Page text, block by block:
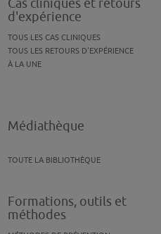
Cas cliniques et retours
d'expérience
TOUS LES CAS CLINIQUES
TOUS LES RETOURS D'EXPÉRIENCE
À LA UNE
Médiathèque
TOUTE LA BIBLIOTHÈQUE
Formations, outils et
méthodes